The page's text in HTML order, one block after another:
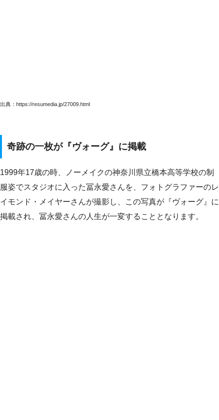
出典：https://resumedia.jp/27009.html
奇跡の一枚が『ヴォーグ』に掲載
1999年17歳の時、ノーメイクの神奈川県立橋本高等学校の制
服姿でスタジオに入った冨永愛さんを、フォトグラファーのレ
イモンド・メイヤーさんが撮影し、この写真が『ヴォーグ』に
掲載され、冨永愛さんの人生が一変することとなります。